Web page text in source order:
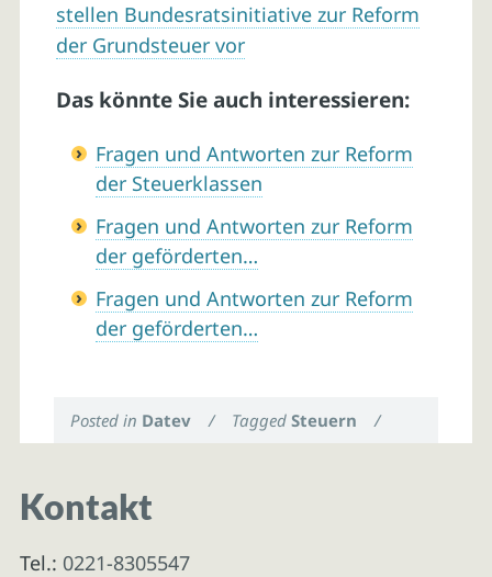
stellen Bundesratsinitiative zur Reform
der Grundsteuer vor
Das könnte Sie auch interessieren:
Fragen und Antworten zur Reform
der Steuerklassen
Fragen und Antworten zur Reform
der geförderten…
Fragen und Antworten zur Reform
der geförderten…
Posted in Datev / TaggedSteuern /
Kontakt
Tel.: 0221-8305547